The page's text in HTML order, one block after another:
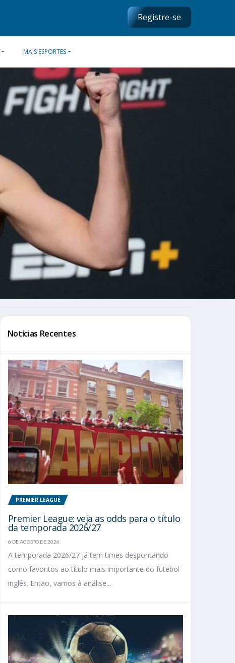
Registre-se
MAIS ESPORTES
Notícias Recentes
PREMIER LEAGUE
Premier League: veja as odds para o título
da temporada 2026/27
6 DE AGOSTO DE 2026
A temporada 2026/27 já tem times despontando
como favoritos ao título mais importante do futebol
inglês. Então, vamos à análise...